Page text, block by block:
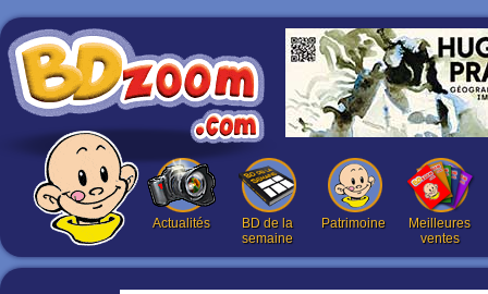
Actualités
BD de la
semaine
Patrimoine
Meilleures
ventes